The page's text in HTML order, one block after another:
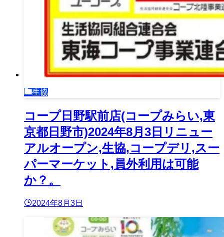
生協
コープ日野駅前店(コープみらい,東
京都日野市)2024年8月3日リニュー
アルオープン,生協,コープデリ,スー
パーマーケット,員外利用は可能
か？。
2024年8月3日